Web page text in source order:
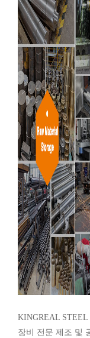
KINGREAL
장비 전문 제조 및